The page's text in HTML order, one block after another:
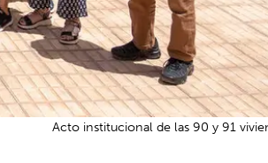
Acto institucional de las 90 y 91